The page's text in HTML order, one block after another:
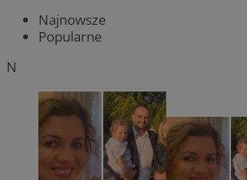
Najnowsze
Popularne
N